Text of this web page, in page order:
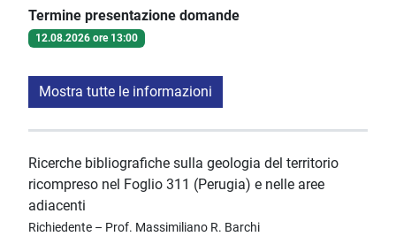
Termine presentazione domande
12.08.2026 ore 13:00
Mostra tutte le informazioni
Ricerche bibliografiche sulla geologia del territorio
ricompreso nel Foglio 311 (Perugia) e nelle aree
adiacenti
Richiedente – Prof. Massimiliano R. Barchi